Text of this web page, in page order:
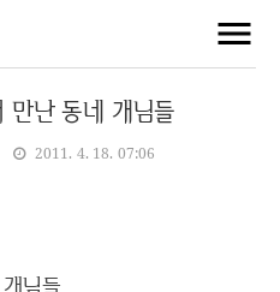
만난 동네 개님들
2011. 4. 18. 07:06
님들